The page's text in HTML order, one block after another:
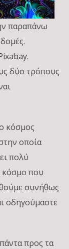
παραπάνω
δύο τρόπους
κόσμος
οποία
πολύ
κόσμο που
συνήθως
οδηγούμαστε
προς τα